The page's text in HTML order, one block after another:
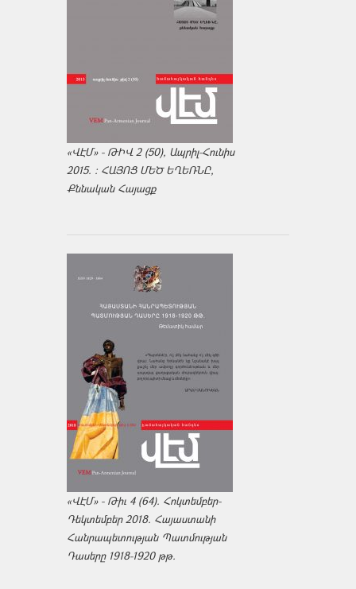
«ՎԷՄ» - ԹԻՎ 2 (50), Ապրիլ-Հունիս
2015. : ՀԱՅՈՑ ՄԵԾ ԵՂԵՌՆԸ,
Քննական Հայացք
«ՎԷՄ» - Թիւ 4 (64). Հոկտեմբեր-
Դեկտեմբեր 2018. Հայաստանի
Հանրապետության Պատմության
Դասերը 1918-1920 թթ.